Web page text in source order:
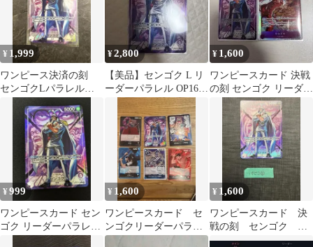
¥ 1,999
ワンピース決済の刻
センゴクLパラレル
¥2,800
【美品】センゴク L リ
ーダーパラレル OP16-
060 決戦の刻
¥ 1,600
ワンピースカード 決戦
の刻 センゴク リーダー
パラレル サカズキSR
セット
¥999
ワンピースカード セン
ゴク リーダーパラレル
決戦の刻 OP16-060
¥ 1,600
ワンピースカード セ
ンゴクリーダーパラレ
ル含むセット
¥ 1,600
ワンピースカード 決
戦の刻 センゴク リ
ーダーパラレル